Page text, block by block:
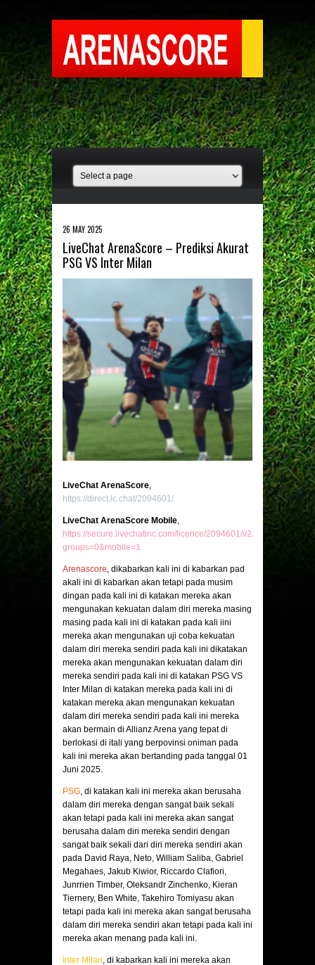
26 MAY 2025
LiveChat ArenaScore – Prediksi Akurat
PSG VS Inter Milan
LiveChat ArenaScore,
https://direct.lc.chat/2094601/
LiveChat ArenaScore Mobile,
https://secure.livechatinc.com/licence/2094601/v2/open_chat.cgi?
groups=0&mobile=1
Arenascore, dikabarkan kali ini di kabarkan pad
akali ini di kabarkan akan tetapi pada musim
dingan pada kali ini di katakan mereka akan
mengunakan kekuatan dalam diri mereka masing
masing pada kali ini di katakan pada kali iini
mereka akan mengunakan uji coba kekuatan
dalam diri mereka sendiri pada kali ini dikatakan
mereka akan mengunakan kekuatan dalam diri
mereka sendiri pada kali ini di katakan PSG VS
Inter Milan di katakan mereka pada kali ini di
katakan mereka akan mengunakan kekuatan
dalam diri mereka sendiri pada kali ini mereka
akan bermain di Allianz Arena yang tepat di
berlokasi di itali yang berpovinsi oniman pada
kali ini mereka akan bertanding pada tanggal 01
Juni 2025.
PSG, di katakan kali ini mereka akan berusaha
dalam diri mereka dengan sangat baik sekali
akan tetapi pada kali ini mereka akan sangat
berusaha dalam diri mereka sendiri dengan
sangat baik sekali dari diri mereka sendiri akan
pada David Raya, Neto, William Saliba, Gabriel
Megahaes, Jakub Kiwior, Riccardo Clafiori,
Junrrien Timber, Oleksandr Zinchenko, Kieran
Tiernery, Ben White, Takehiro Tomiyasu akan
tetapi pada kali ini mereka akan sangat berusaha
dalam diri mereka sendiri akan tetapi pada kali ini
mereka akan menang pada kali ini.
Inter Milan, di kabarkan kali ini mereka akan